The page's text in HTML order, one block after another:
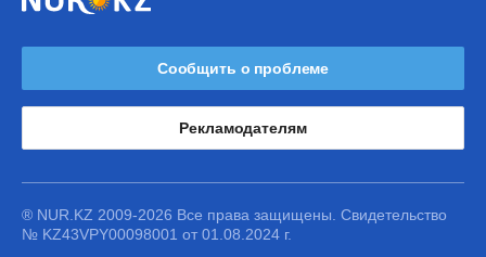
Сообщить о проблеме
Рекламодателям
® NUR.KZ 2009-2026 Все права защищены. Свидетельство
№ KZ43VPY00098001 от 01.08.2024 г.